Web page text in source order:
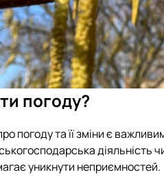
погоду?
погоду та її зміни є
діяльність
уникнути неприємностей.